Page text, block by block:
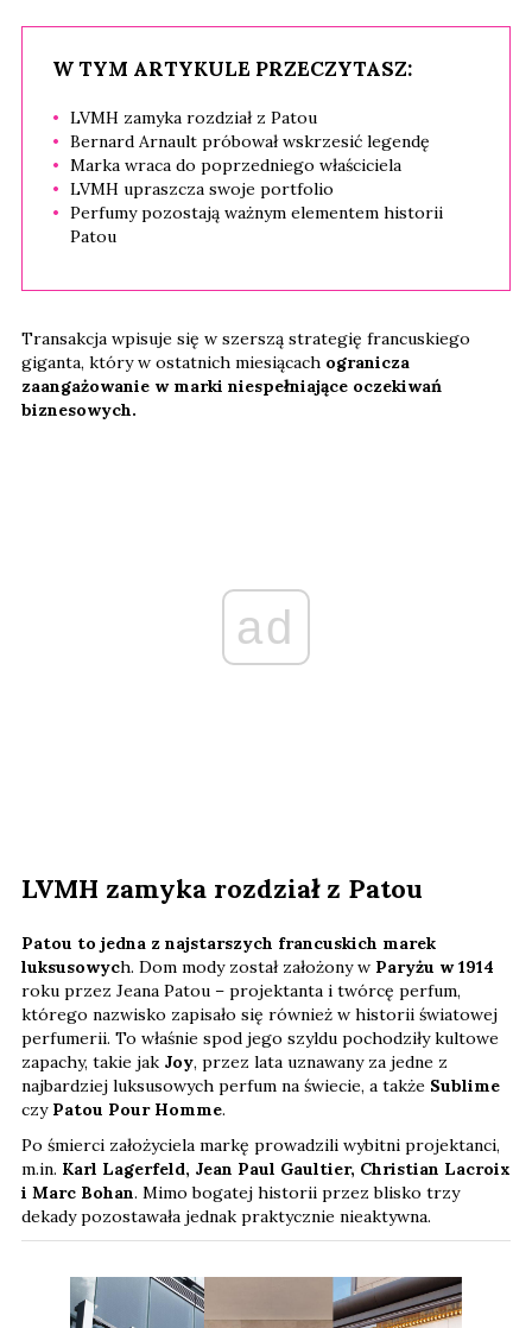
W TYM ARTYKULE PRZECZYTASZ:
LVMH zamyka rozdział z Patou
Bernard Arnault próbował wskrzesić legendę
Marka wraca do poprzedniego właściciela
LVMH upraszcza swoje portfolio
Perfumy pozostają ważnym elementem historii
Patou
Transakcja wpisuje się w szerszą strategię francuskiego
giganta, który w ostatnich miesiącach ogranicza
zaangażowanie w marki niespełniające oczekiwań
biznesowych.
ad
LVMH zamyka rozdział z Patou
Patou to jedna z najstarszych francuskich marek
luksusowych. Dom mody został założony w Paryżu w 1914
roku przez Jeana Patou – projektanta i twórcę perfum,
którego nazwisko zapisało się również w historii światowej
perfumerii. To właśnie spod jego szyldu pochodziły kultowe
zapachy, takie jak Joy, przez lata uznawany za jedne z
najbardziej luksusowych perfum na świecie, a także Sublime
czy Patou Pour Homme.
Po śmierci założyciela markę prowadzili wybitni projektanci,
m.in. Karl Lagerfeld, Jean Paul Gaultier, Christian Lacroix
i Marc Bohan. Mimo bogatej historii przez blisko trzy
dekady pozostawała jednak praktycznie nieaktywna.